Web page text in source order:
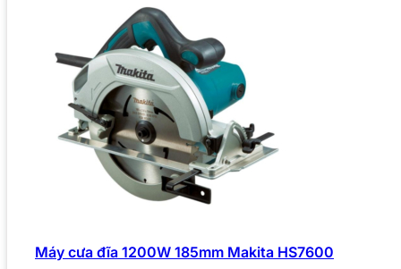
Máy cưa đĩa 1200W 185mm Makita HS7600